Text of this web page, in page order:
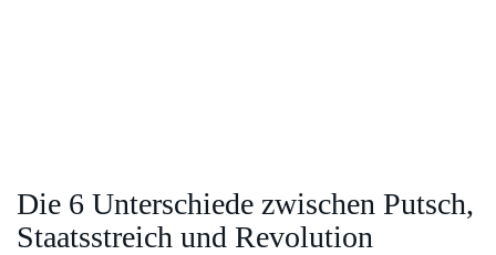
Die 6 Unterschiede zwischen Putsch,
Staatsstreich und Revolution